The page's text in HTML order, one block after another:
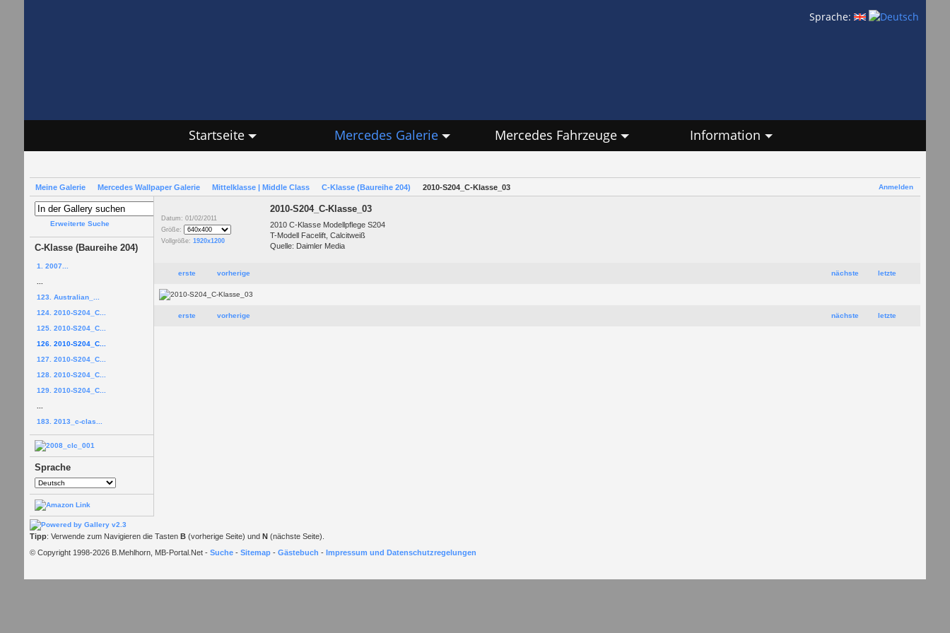
Sprache:
Startseite Mercedes Galerie Mercedes Fahrzeuge Information
Anmelden
Meine Galerie Mercedes Wallpaper Galerie Mittelklasse | Middle Class C-Klasse (Baureihe 204) 2010-S204_C-Klasse_03
Erweiterte Suche
C-Klasse (Baureihe 204)
1. 2007...
123. Australian_...
124. 2010-S204_C...
125. 2010-S204_C...
126. 2010-S204_C...
127. 2010-S204_C...
128. 2010-S204_C...
129. 2010-S204_C...
183. 2013_c-clas...
Sprache
Datum: 01/02/2011
Größe:
Vollgröße: 1920x1200
2010-S204_C-Klasse_03
2010 C-Klasse Modellpflege S204
T-Modell Facelift, Calcitweiß
Quelle: Daimler Media
nächste letzte
erste vorherige
nächste letzte
erste vorherige
Tipp: Verwende zum Navigieren die Tasten B(vorherige Seite) und N(nächste Seite).
© Copyright 1998-2026 B.Mehlhorn, MB-Portal.Net - Suche- Sitemap- Gästebuch - Impressum und Datenschutzregelungen